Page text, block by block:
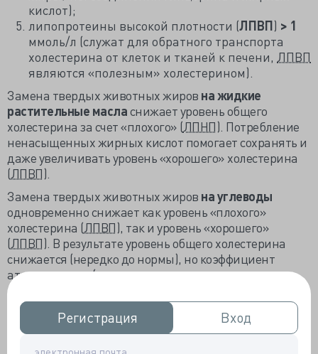
Регистрация
Регистрация Вход
Вход
кислот);
липопротеины высокой плотности (ЛПВП) > 1
ммоль/л (служат для обратного транспорта
холестерина от клеток и тканей к печени, ЛПВП
являются «полезным» холестерином).
Замена твердых животных жиров на жидкие
растительные масласнижает уровень общего
холестерина за счет «плохого» (ЛПНП). Потребление
ненасыщенных жирных кислот помогает сохранять и
даже увеличивать уровень «хорошего» холестерина
(ЛПВП).
Замена твердых животных жиров на углеводы
одновременно снижает как уровень «плохого»
холестерина (ЛПВП), так и уровень «хорошего»
(ЛПВП). В результате уровень общего холестерина
снижается (нередко до нормы), но коэффициент
атерогенности (отношение уровня «плохого»
холестерина к хорошему) не меняется. Поэтому
запомните: низкожировая диетав одиночку не
способнанормализовать все показатели липидного
обмена, а повышенное потребление углеводов вместо